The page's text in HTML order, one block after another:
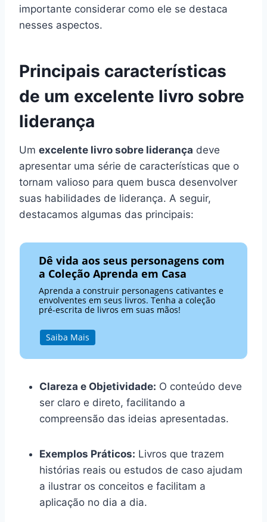
importante considerar como ele se destaca
nesses aspectos.
Principais características
de um excelente livro sobre
liderança
Um excelente livro sobre liderança deve
apresentar uma série de características que o
tornam valioso para quem busca desenvolver
suas habilidades de liderança. A seguir,
destacamos algumas das principais:
Dê vida aos seus personagens com
a Coleção Aprenda em Casa
Aprenda a construir personagens cativantes e
envolventes em seus livros. Tenha a coleção
pré-escrita de livros em suas mãos!
Saiba Mais
Clareza e Objetividade: O conteúdo deve
ser claro e direto, facilitando a
compreensão das ideias apresentadas.
Exemplos Práticos: Livros que trazem
histórias reais ou estudos de caso ajudam
a ilustrar os conceitos e facilitam a
aplicação no dia a dia.